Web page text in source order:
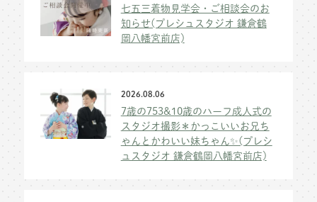
七五三着物見学会・ご相談会のお
知らせ(プレシュスタジオ 鎌倉鶴
岡八幡宮前店)
2026.08.06
7歳の753&10歳のハーフ成人式の
スタジオ撮影＊かっこいいお兄ち
ゃんとかわいい妹ちゃん✨(プレシ
ュスタジオ 鎌倉鶴岡八幡宮前店)